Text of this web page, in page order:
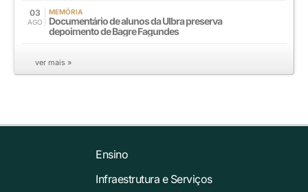
03
AGO
MEMÓRIA
Documentário de alunos da Ulbra preserva
depoimento de Bagre Fagundes
ver mais »
Ensino
Infraestrutura e Serviços